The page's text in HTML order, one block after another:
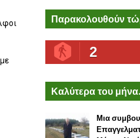
Παρακολουθούν
2
Καλύτερα του
Μια